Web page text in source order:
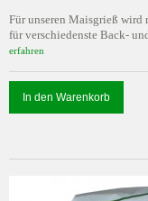
Für unseren Maisgrieß wird
für verschiedenste Back-
erfahren
In den Warenkorb